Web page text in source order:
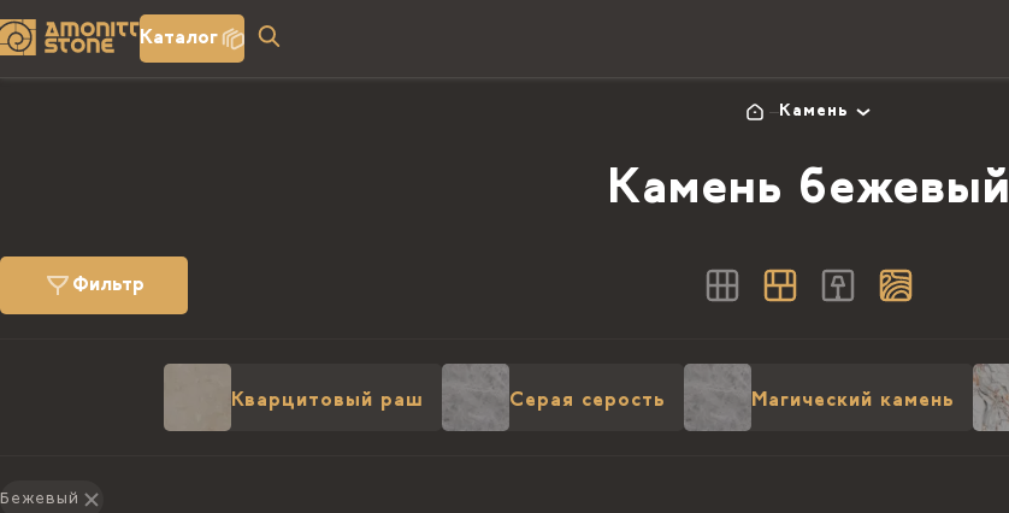
Каталог
Камень
Камень бежевый
Фильтр
Кварцитовый раш Серая серость Магический камень
Бежевый